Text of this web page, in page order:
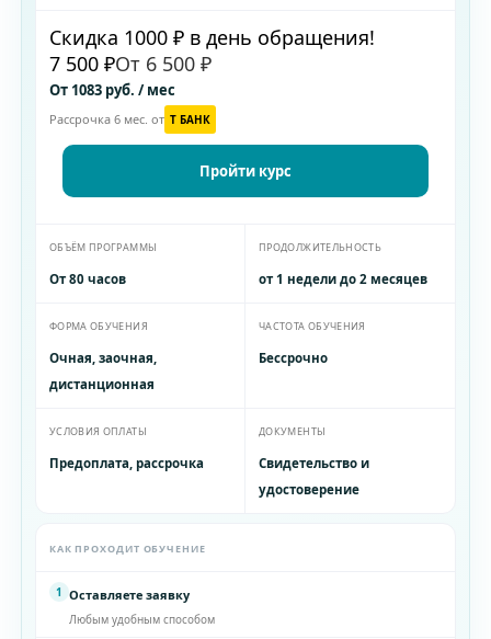
Скидка 1000 ₽ в день обращения!
7 500 ₽От 6 500 ₽
От 1083 руб. / мес
Рассрочка 6 мес. от T БАНК
Пройти курс
ОБЪЁМ ПРОГРАММЫ
От 80 часов
ПРОДОЛЖИТЕЛЬНОСТЬ
от 1 недели до 2 месяцев
ФОРМА ОБУЧЕНИЯ
Очная, заочная,
дистанционная
ЧАСТОТА ОБУЧЕНИЯ
Бессрочно
УСЛОВИЯ ОПЛАТЫ
Предоплата, рассрочка
ДОКУМЕНТЫ
Свидетельство и
удостоверение
КАК ПРОХОДИТ ОБУЧЕНИЕ
1 Оставляете заявку
Любым удобным способом